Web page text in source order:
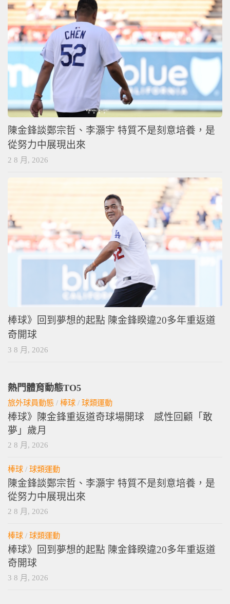
陳金鋒談鄭宗哲、李灝宇 特質不是刻意培養，是
從努力中展現出來
2 8 月, 2026
棒球》回到夢想的起點 陳金鋒睽違20多年重返道
奇開球
3 8 月, 2026
熱門體育動態TO5
旅外球員動態 / 棒球 / 球類運動
棒球》陳金鋒重返道奇球場開球 感性回顧「敢
夢」歲月
2 8 月, 2026
棒球 / 球類運動
陳金鋒談鄭宗哲、李灝宇 特質不是刻意培養，是
從努力中展現出來
2 8 月, 2026
棒球 / 球類運動
棒球》回到夢想的起點 陳金鋒睽違20多年重返道
奇開球
3 8 月, 2026